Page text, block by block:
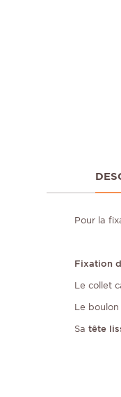
Pour la
Fixation
Le collet
Le
Sa tête